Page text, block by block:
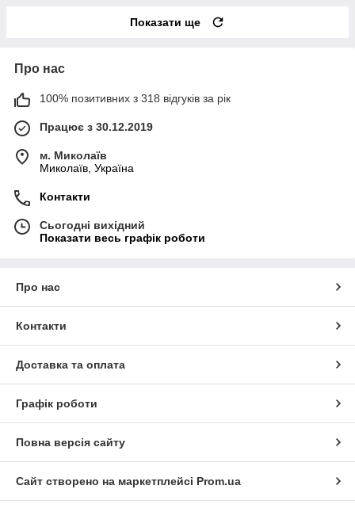
Показати ще
Про нас
100% позитивних з 318 відгуків за рік
Працює з 30.12.2019
м. Миколаїв
Миколаїв, Україна
Контакти
Сьогодні вихідний
Показати весь графік роботи
Про нас
Контакти
Доставка та оплата
Графік роботи
Повна версія сайту
Сайт створено на маркетплейсі Prom.ua